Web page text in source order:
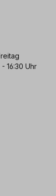
16:30 Uhr